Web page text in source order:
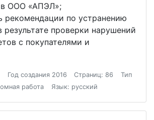
в ООО «АПЭЛ»;
рекомендации по устранению
результате проверки нарушений
с покупателями и
Год создания 2016 Страниц: 86
Тип
работа
Язык: русский